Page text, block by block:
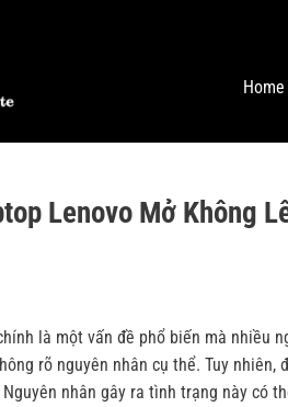
Home
Lenovo Mở Không
là một vấn đề phổ biến mà nhiều
rõ nguyên nhân cụ thể. Tuy
nhân gây ra tình trạng này có